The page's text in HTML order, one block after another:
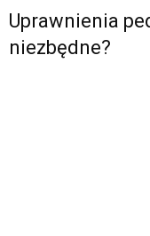
Uprawnienia
niezbędne?